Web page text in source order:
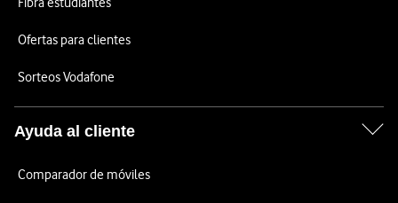
Ofertas para clientes
Sorteos Vodafone
Ayuda al cliente
Comparador de móviles